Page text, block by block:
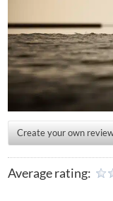
Create your own
Average rating: